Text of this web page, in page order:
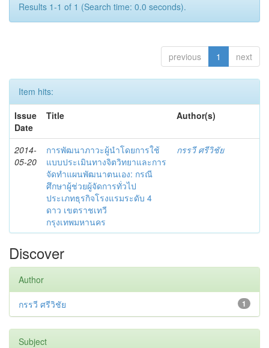
Results 1-1 of 1 (Search time: 0.0 seconds).
previous 1 next
Item hits:
Issue
Date
Title Author(s)
2014-
05-20
การพัฒนาภาวะผู้นำโดยการใช้
แบบประเมินทางจิตวิทยาและการ
จัดทำแผนพัฒนาตนเอง: กรณี
ศึกษาผู้ช่วยผู้จัดการทั่วไป
ประเภทธุรกิจโรงแรมระดับ 4
ดาว เขตราชเทวี
กรุงเทพมหานคร
กรรวี ศรีวิชัย
Discover
Author
1
กรรวี ศรีวิชัย
Subject